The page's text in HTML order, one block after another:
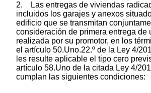
2. Las entregas de viviendas
incluidos los garajes y anexos
edificio que se transmitan
consideración de primera entrega de
realizada por su promotor, en los
el artículo 50.Uno.22.º de la Ley 4/
les resulte aplicable el tipo cero
artículo 58.Uno de la citada Ley 4/
cumplan las siguientes condiciones: